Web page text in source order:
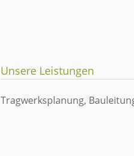
Unsere Leistungen
Tragwerksplanung,